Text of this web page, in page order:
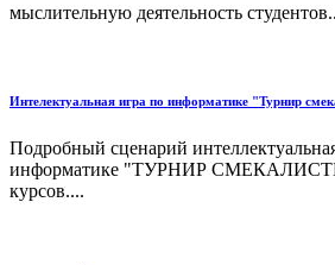
мыслительную деятельность
Интелектуальная игра по информатике "Турнир
Подробный сценарий
информатике "ТУРНИР
курсов....